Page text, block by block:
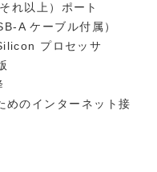
れ以上）ポート
A ケーブル付属）
プロセッサ
めのインターネット接